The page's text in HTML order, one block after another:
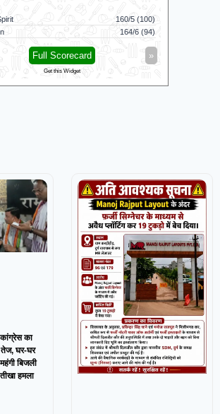
160/5 (100)
164/6 (94)
»
Full Scorecard
Get this Widget
का
तेज, घर-घर
बिजली
हमला